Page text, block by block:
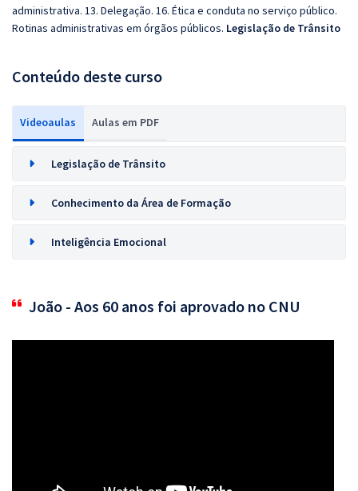
administrativa. 13. Delegação. 16. Ética e conduta no serviço público.
Rotinas administrativas em órgãos públicos. Legislação de Trânsito
Conteúdo deste curso
Videoaulas Aulas em PDF
Legislação de Trânsito
Conhecimento da Área de Formação
Inteligência Emocional
João - Aos 60 anos foi aprovado no CNU